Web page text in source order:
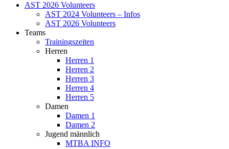
AST 2026 Volunteers
AST 2024 Volunteers – Infos
AST 2026 Volunteers
Teams
Trainingszeiten
Herren
Herren 1
Herren 2
Herren 3
Herren 4
Herren 5
Damen
Damen 1
Damen 2
Jugend männlich
MTBA INFO